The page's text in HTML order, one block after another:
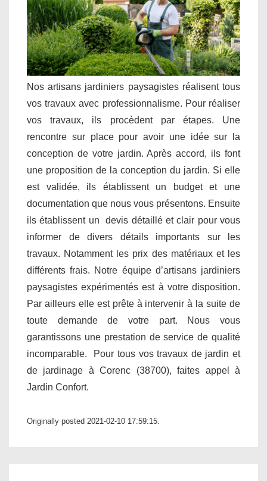
Nos artisans jardiniers paysagistes réalisent tous
vos travaux avec professionnalisme. Pour réaliser
vos travaux, ils procèdent par étapes. Une
rencontre sur place pour avoir une idée sur la
conception de votre jardin. Après accord, ils font
une proposition de la conception du jardin. Si elle
est validée, ils établissent un budget et une
documentation que nous vous présentons. Ensuite
ils établissent un devis détaillé et clair pour vous
informer de divers détails importants sur les
travaux. Notamment les prix des matériaux et les
différents frais. Notre équipe d’artisans jardiniers
paysagistes expérimentés est à votre disposition.
Par ailleurs elle est prête à intervenir à la suite de
toute demande de votre part. Nous vous
garantissons une prestation de service de qualité
incomparable. Pour tous vos travaux de jardin et
de jardinage à Corenc (38700), faites appel à
Jardin Confort.
Originally posted 2021-02-10 17:59:15.